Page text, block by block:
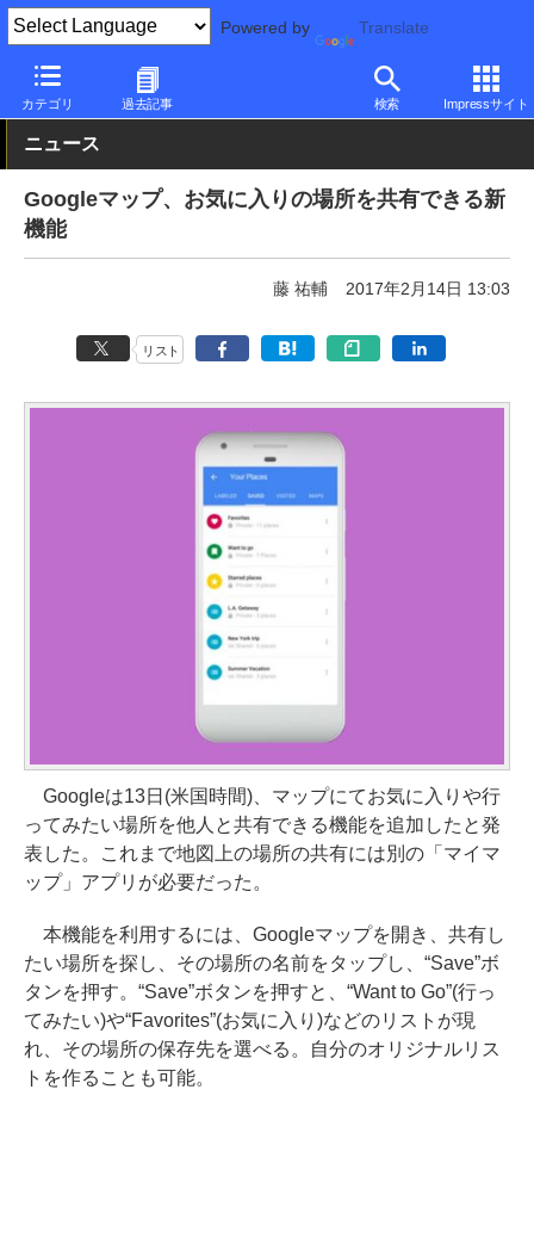
Powered by Translate
カテゴリ 過去記事 検索 Impressサイト
PC Watch 市場 サービス
ニュース
Googleマップ、お気に入りの場所を共有できる新
機能
藤 祐輔 2017年2月14日 13:03
リスト
Googleは13日(米国時間)、マップにてお気に入りや行
ってみたい場所を他人と共有できる機能を追加したと発
表した。これまで地図上の場所の共有には別の「マイマ
ップ」アプリが必要だった。
本機能を利用するには、Googleマップを開き、共有し
たい場所を探し、その場所の名前をタップし、“Save”ボ
タンを押す。“Save”ボタンを押すと、“Want to Go”(行っ
てみたい)や“Favorites”(お気に入り)などのリストが現
れ、その場所の保存先を選べる。自分のオリジナルリス
トを作ることも可能。